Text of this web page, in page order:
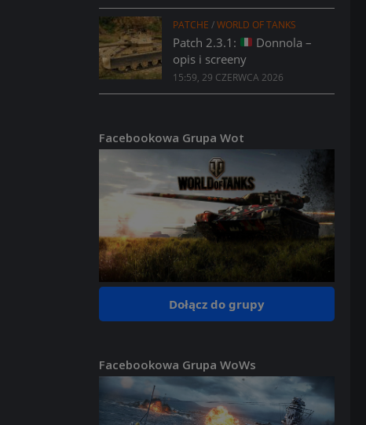
PATCHE /WORLD OF TANKS
Patch 2.3.1:
Donnola –
opis i screeny
15:59, 29 CZERWCA 2026
Facebookowa Grupa Wot
Dołącz do grupy
Facebookowa Grupa WoWs